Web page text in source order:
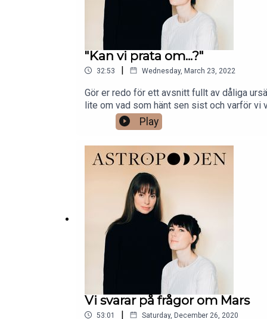
"Kan vi prata om...?"
32:53 | Wednesday, March 23, 2022
Gör er redo för ett avsnitt fullt av dåliga
lite om vad som hänt sen sist och varför vi
Play
Vi svarar på frågor om Mars
53:01 | Saturday, December 26, 2020